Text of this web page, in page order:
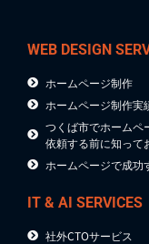
WEB DESIGN
ホームページ制作
ホームページ制作実
つくば市でホームペ
依頼する前に知って
ホームページで成功
IT & AI SERVICES
社外CTOサービス